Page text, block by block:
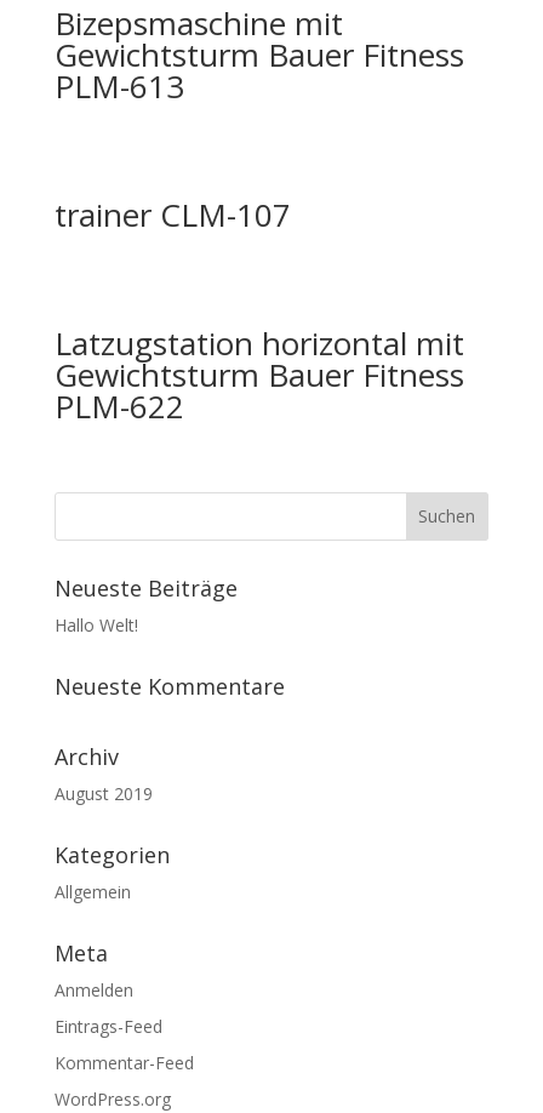
Bizepsmaschine mit
Gewichtsturm Bauer Fitness
PLM-613
trainer CLM-107
Latzugstation horizontal mit
Gewichtsturm Bauer Fitness
PLM-622
Neueste Beiträge
Hallo Welt!
Neueste Kommentare
Archiv
August 2019
Kategorien
Allgemein
Meta
Anmelden
Eintrags-Feed
Kommentar-Feed
WordPress.org